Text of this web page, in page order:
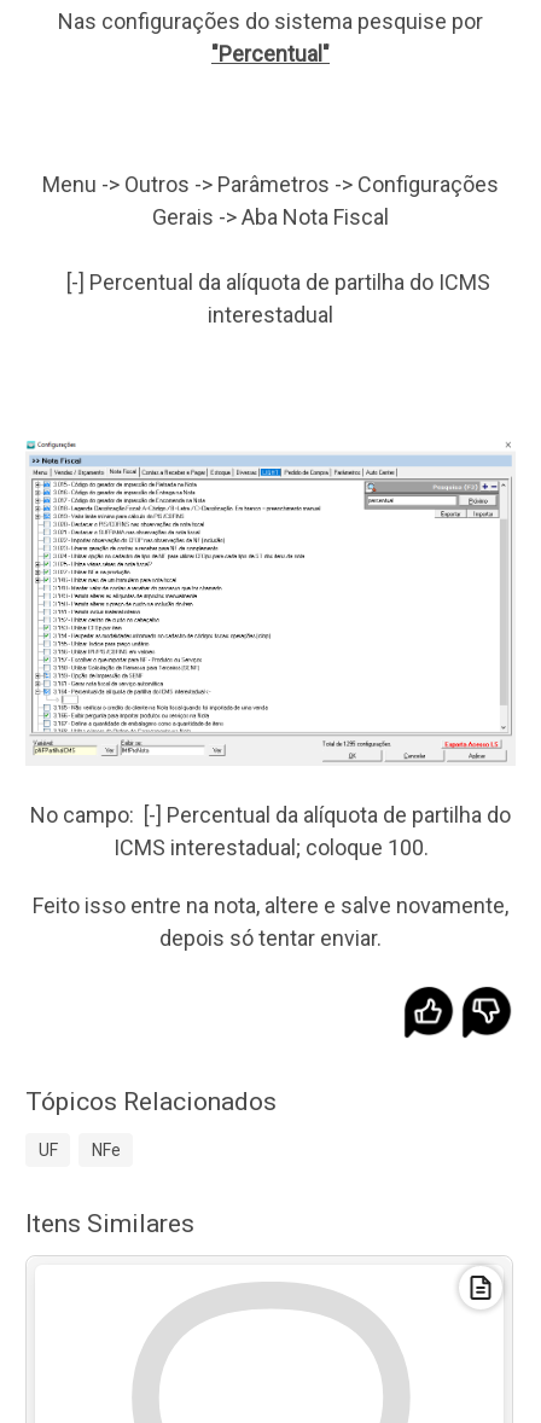
Nas configurações do sistema pesquise por
"Percentual"
Menu -> Outros -> Parâmetros -> Configurações
Gerais -> Aba Nota Fiscal
[-] Percentual da alíquota de partilha do ICMS
interestadual
No campo: [-] Percentual da alíquota de partilha do
ICMS interestadual; coloque 100.
Feito isso entre na nota, altere e salve novamente,
depois só tentar enviar.
Tópicos Relacionados
UF NFe
Itens Similares